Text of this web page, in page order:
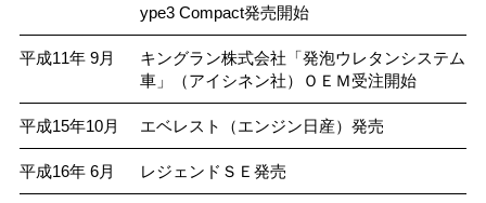
ype3 Compact発売開始
平成11年 9月
キングラン株式会社「発泡ウレタンシステム
車」（アイシネン社）ＯＥＭ受注開始
平成15年10月 エベレスト（エンジン日産）発売
平成16年 6月 レジェンドＳＥ発売